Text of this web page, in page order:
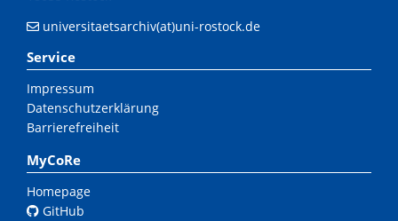
universitaetsarchiv(at)uni-rostock.de
Service
Impressum
Datenschutzerklärung
Barrierefreiheit
MyCoRe
Homepage
GitHub